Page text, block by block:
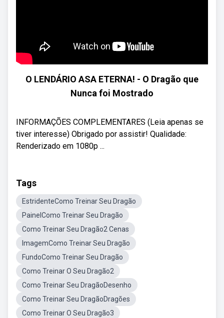
O LENDÁRIO ASA ETERNA! - O Dragão que
Nunca foi Mostrado
INFORMAÇÕES COMPLEMENTARES (Leia apenas se
tiver interesse) Obrigado por assistir! Qualidade:
Renderizado em 1080p ...
Tags
EstridenteComo Treinar Seu Dragão
PainelComo Treinar Seu Dragão
Como Treinar Seu Dragão2 Cenas
ImagemComo Treinar Seu Dragão
FundoComo Treinar Seu Dragão
Como Treinar O Seu Dragão2
Como Treinar Seu DragãoDesenho
Como Treinar Seu DragãoDragões
Como Treinar O Seu Dragão3